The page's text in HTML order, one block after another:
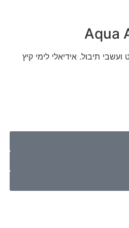
Aqua
תיבול. אידיאלי לימי קיץ